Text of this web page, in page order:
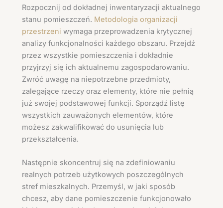
Rozpocznij od dokładnej inwentaryzacji aktualnego
stanu pomieszczeń. Metodologia organizacji
przestrzeni wymaga przeprowadzenia krytycznej
analizy funkcjonalności każdego obszaru. Przejdź
przez wszystkie pomieszczenia i dokładnie
przyjrzyj się ich aktualnemu zagospodarowaniu.
Zwróć uwagę na niepotrzebne przedmioty,
zalegające rzeczy oraz elementy, które nie pełnią
już swojej podstawowej funkcji. Sporządź listę
wszystkich zauważonych elementów, które
możesz zakwalifikować do usunięcia lub
przekształcenia.
Następnie skoncentruj się na zdefiniowaniu
realnych potrzeb użytkowych poszczególnych
stref mieszkalnych. Przemyśl, w jaki sposób
chcesz, aby dane pomieszczenie funkcjonowało